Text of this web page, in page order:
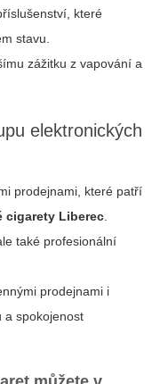
které
stavu.
zážitku z vapování a
elektronických
prodejnami, které patří
cigarety Liberec
také profesionální
prodejnami i
a spokojenost